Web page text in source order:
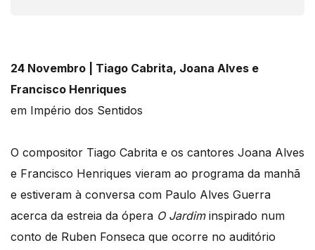
24 Novembro | Tiago Cabrita, Joana Alves e
Francisco Henriques
em Império dos Sentidos
O compositor Tiago Cabrita e os cantores Joana Alves
e Francisco Henriques vieram ao programa da manhã
e estiveram à conversa com Paulo Alves Guerra
acerca da estreia da ópera O Jardiminspirado num
conto de Ruben Fonseca que ocorre no auditório